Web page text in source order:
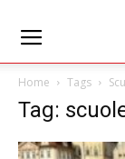
Home Tags
Tag: